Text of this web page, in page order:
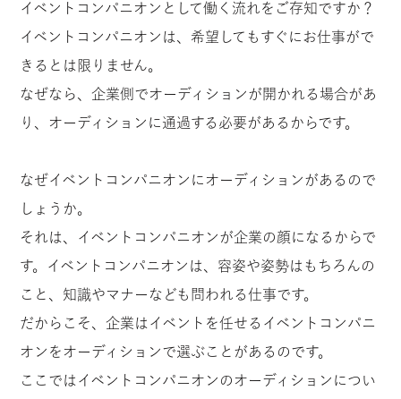
イベントコンパニオンとして働く流れをご存知ですか？
イベントコンパニオンは、希望してもすぐにお仕事がで
きるとは限りません。
なぜなら、企業側でオーディションが開かれる場合があ
り、オーディションに通過する必要があるからです。
なぜイベントコンパニオンにオーディションがあるので
しょうか。
それは、イベントコンパニオンが企業の顔になるからで
す。イベントコンパニオンは、容姿や姿勢はもちろんの
こと、知識やマナーなども問われる仕事です。
だからこそ、企業はイベントを任せるイベントコンパニ
オンをオーディションで選ぶことがあるのです。
ここではイベントコンパニオンのオーディションについ